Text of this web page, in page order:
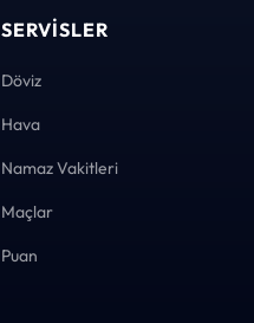
SERVISLER
Döviz
Hava
Namaz Vakitleri
Maçlar
Puan